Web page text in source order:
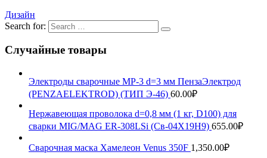
Дизайн
Search for:
Случайные товары
Электроды сварочные МР-3 d=3 мм ПензаЭлектрод
(PENZAELEKTROD) (ТИП Э-46) 60.00₽
Нержавеющая проволока d=0,8 мм (1 кг, D100) для
сварки MIG/MAG ER-308LSi (Св-04Х19Н9) 655.00₽
Сварочная маска Хамелеон Venus 350F 1,350.00₽